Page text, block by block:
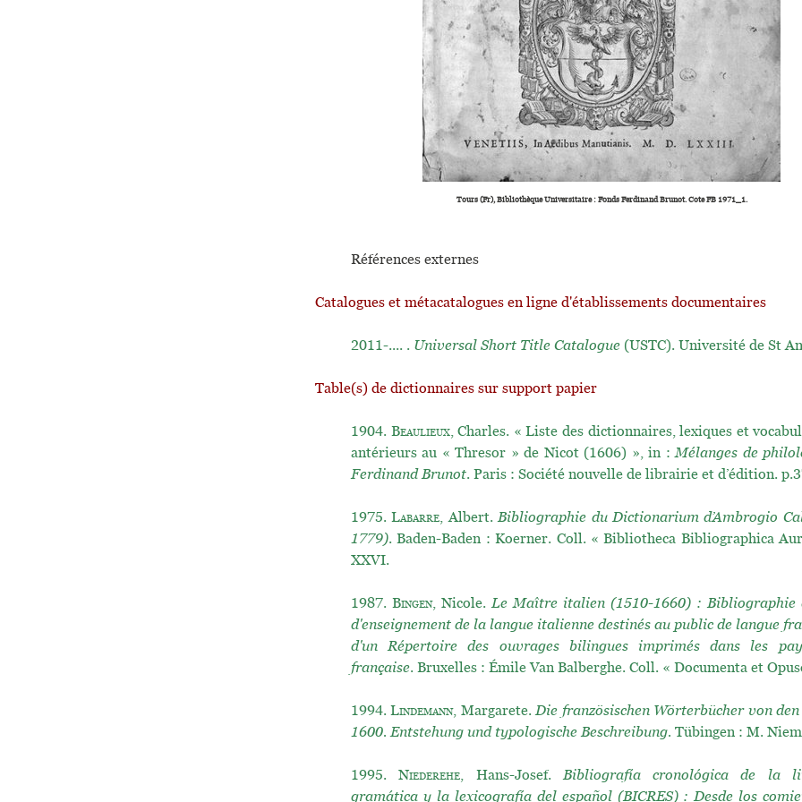
Tours (Fr), Bibliothèque Universitaire : Fonds Ferdinand Brunot. Cote FB 1971_1.
Références externes
Catalogues et métacatalogues en ligne d'établissements documentaires
2011-.... . Universal Short Title Catalogue (USTC). Université de St
Table(s) de dictionnaires sur support papier
1904. Beaulieux, Charles. « Liste des dictionnaires, lexiques et
antérieurs au « Thresor » de Nicot (1606) », in :Mélanges de
Ferdinand Brunot. Paris : Société nouvelle de librairie et d’édition.
1975.Labarre, Albert.Bibliographie du Dictionarium d’Ambrogio
1779). Baden-Baden : Koerner. Coll. « Bibliotheca Bibliographica
XXVI.
1987. Bingen, Nicole.Le Maître italien (1510-1660) : Bibliographie
d'enseignement de la langue italienne destinés au public de langue
d'un Répertoire des ouvrages bilingues imprimés dans les
française. Bruxelles : Émile Van Balberghe. Coll. « Documenta et
1994.Lindemann, Margarete.Die französischen Wörterbücher von
1600. Entstehung und typologische Beschreibung. Tübingen : M.
1995.Niederehe, Hans-Josef.Bibliografía cronológica de la
gramática y la lexicografía del español (BICRES) : Desde los